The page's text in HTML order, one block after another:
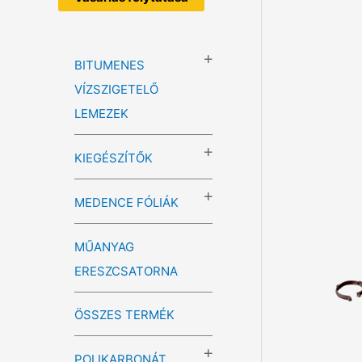
BITUMENES
VÍZSZIGETELŐ
LEMEZEK
KIEGÉSZÍTŐK
MEDENCE FÓLIÁK
MŰANYAG
ERESZCSATORNA
ÖSSZES TERMÉK